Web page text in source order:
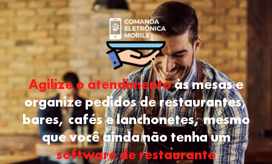
Agilize o atendimentoàs mesas e
organize pedidos de restaurantes,
bares, cafés e lanchonetes, mesmo
que você ainda não tenha um
software de restaurante